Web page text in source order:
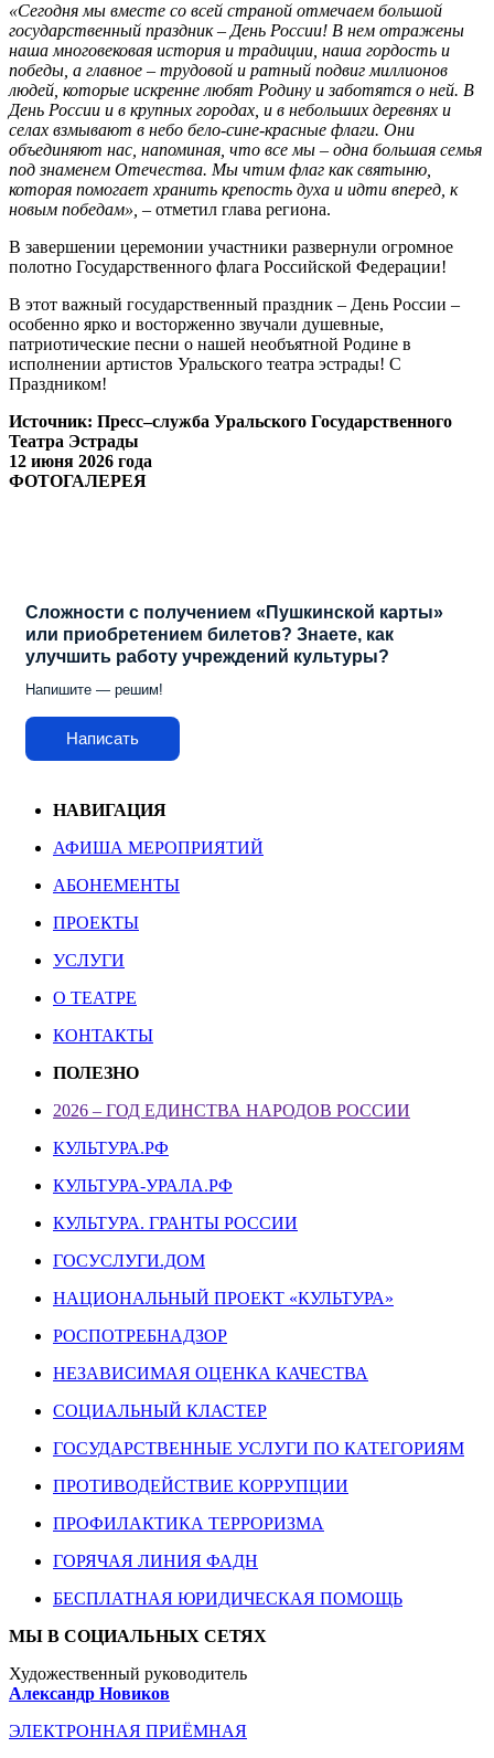
«Сегодня мы вместе со всей страной отмечаем большой
государственный праздник – День России! В нем отражены
наша многовековая история и традиции, наша гордость и
победы, а главное – трудовой и ратный подвиг миллионов
людей, которые искренне любят Родину и заботятся о ней. В
День России и в крупных городах, и в небольших деревнях и
селах взмывают в небо бело-сине-красные флаги. Они
объединяют нас, напоминая, что все мы – одна большая семья
под знаменем Отечества. Мы чтим флаг как святыню,
которая помогает хранить крепость духа и идти вперед, к
новым победам», – отметил глава региона.
В завершении церемонии участники развернули огромное
полотно Государственного флага Российской Федерации!
В этот важный государственный праздник – День России –
особенно ярко и восторженно звучали душевные,
патриотические песни о нашей необъятной Родине в
исполнении артистов Уральского театра эстрады! С
Праздником!
Источник: Пресс–служба Уральского Государственного
Театра Эстрады
12 июня 2026 года
ФОТОГАЛЕРЕЯ
Сложности с получением «Пушкинской карты»
или приобретением билетов? Знаете, как
улучшить работу учреждений культуры?
Напишите — решим!
Написать
НАВИГАЦИЯ
АФИША МЕРОПРИЯТИЙ
АБОНЕМЕНТЫ
ПРОЕКТЫ
УСЛУГИ
О ТЕАТРЕ
КОНТАКТЫ
ПОЛЕЗНО
2026 – ГОД ЕДИНСТВА НАРОДОВ РОССИИ
КУЛЬТУРА.РФ
КУЛЬТУРА-УРАЛА.РФ
КУЛЬТУРА. ГРАНТЫ РОССИИ
ГОСУСЛУГИ.ДОМ
НАЦИОНАЛЬНЫЙ ПРОЕКТ «КУЛЬТУРА»
РОСПОТРЕБНАДЗОР
НЕЗАВИСИМАЯ ОЦЕНКА КАЧЕСТВА
СОЦИАЛЬНЫЙ КЛАСТЕР
ГОСУДАРСТВЕННЫЕ УСЛУГИ ПО КАТЕГОРИЯМ
ПРОТИВОДЕЙСТВИЕ КОРРУПЦИИ
ПРОФИЛАКТИКА ТЕРРОРИЗМА
ГОРЯЧАЯ ЛИНИЯ ФАДН
БЕСПЛАТНАЯ ЮРИДИЧЕСКАЯ ПОМОЩЬ
МЫ В СОЦИАЛЬНЫХ СЕТЯХ
Художественный руководитель
Александр Новиков
ЭЛЕКТРОННАЯ ПРИЁМНАЯ